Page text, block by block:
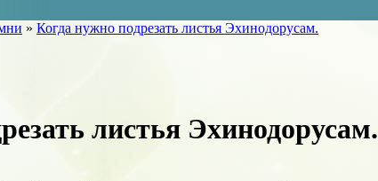
» Когда нужно подрезать листья Эхинодорусам.
листья Эхинодорусам.